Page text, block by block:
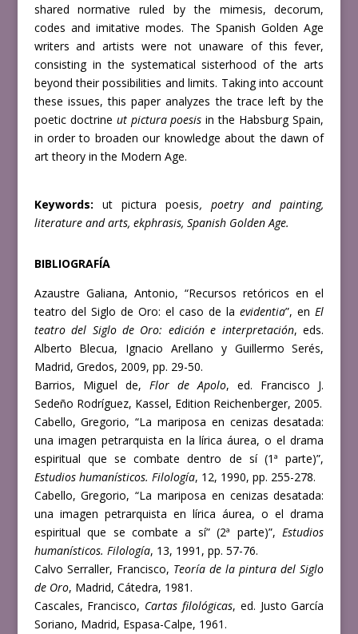
shared normative ruled by the mimesis, decorum,
codes and imitative modes. The Spanish Golden Age
writers and artists were not unaware of this fever,
consisting in the systematical sisterhood of the arts
beyond their possibilities and limits. Taking into account
these issues, this paper analyzes the trace left by the
poetic doctrine ut pictura poesis in the Habsburg Spain,
in order to broaden our knowledge about the dawn of
art theory in the Modern Age.
Keywords: ut pictura poesis, poetry and painting,
literature and arts, ekphrasis, Spanish Golden Age.
BIBLIOGRAFÍA
Azaustre Galiana, Antonio, “Recursos retóricos en el
teatro del Siglo de Oro: el caso de laevidentia”, enEl
teatro del Siglo de Oro: edición e interpretación, eds.
Alberto Blecua, Ignacio Arellano y Guillermo Serés,
Madrid, Gredos, 2009, pp. 29-50.
Barrios, Miguel de, Flor de Apolo, ed. Francisco J.
Sedeño Rodríguez, Kassel, Edition Reichenberger, 2005.
Cabello, Gregorio, “La mariposa en cenizas desatada:
una imagen petrarquista en la lírica áurea, o el drama
espiritual que se combate dentro de sí (1ª parte)”,
Estudios humanísticos. Filología, 12, 1990, pp. 255-278.
Cabello, Gregorio, “La mariposa en cenizas desatada:
una imagen petrarquista en lírica áurea, o el drama
espiritual que se combate a sí” (2ª parte)”,Estudios
humanísticos. Filología, 13, 1991, pp. 57-76.
Calvo Serraller, Francisco, Teoría de la pintura del Siglo
de Oro, Madrid, Cátedra, 1981.
Cascales, Francisco, Cartas filológicas, ed. Justo García
Soriano, Madrid, Espasa-Calpe, 1961.